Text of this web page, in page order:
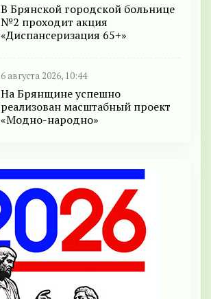
В Брянской городской больнице
№2 проходит акция
«Диспансеризация 65+»
6 августа 2026, 10:44
На Брянщине успешно
реализован масштабный проект
«Модно-народно»